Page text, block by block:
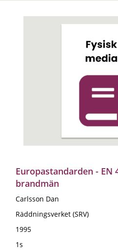
Europastandarden -
brandmän
Carlsson Dan
Räddningsverket (SRV)
1995
1s